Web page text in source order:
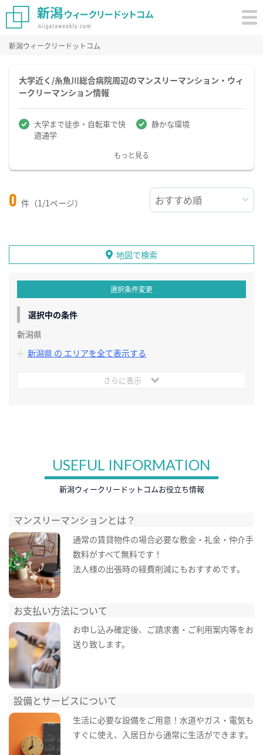
新潟ウィークリードットコム
大学近く/糸魚川総合病院周辺のマンスリーマンション・ウィ
ークリーマンション情報
大学まで徒歩・自転車で快
適通学
静かな環境
もっと見る
0 件（1/1ページ）
地図で検索
選択条件変更
選択中の条件
新潟県
新潟県 の エリアを全て表示する
さらに表示
USEFUL INFORMATION
新潟ウィークリードットコムお役立ち情報
マンスリーマンションとは？
通常の賃貸物件の場合必要な敷金・礼金・仲介手
数料がすべて無料です！
法人様の出張時の経費削減にもおすすめです。
お支払い方法について
お申し込み確定後、ご請求書・ご利用案内等をお
送り致します。
設備とサービスについて
生活に必要な設備をご用意！水道やガス・電気も
すぐに使え、入居日から通常に生活ができます。